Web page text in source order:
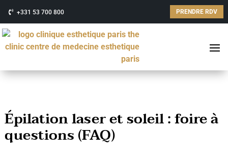
+331 53 700 800 PRENDRE RDV
Épilation laser et soleil : foire à
questions (FAQ)